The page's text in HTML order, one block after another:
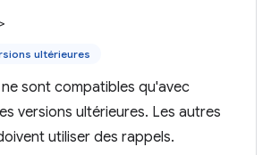
ultérieures
sont compatibles qu'avec
versions ultérieures. Les autres
utiliser des rappels.